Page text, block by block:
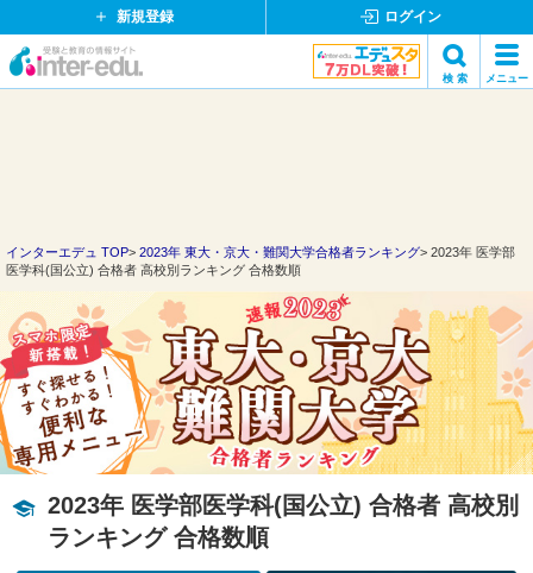
新規登録 ログイン
イ
ド
ッ
ト
コ
ム
検 索 メニュー
インターエデュ TOP 2023年 東大・京大・難関大学合格者ランキング
2023年 医学部
医学科(国公立) 合格者 高校別ランキング 合格数順
2023年 医学部医学科(国公立) 合格者 高校別
ランキング 合格数順